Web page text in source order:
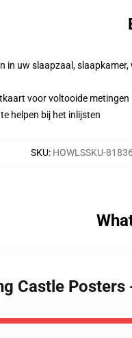
in uw slaapzaal,
voor voltooide metingen
helpen bij het inlijsten
SKU: HOWLSSKU-81836
Castle